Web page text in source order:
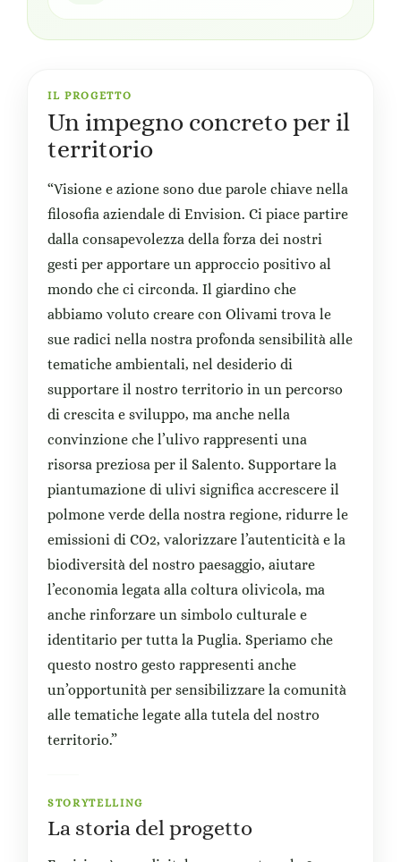
IL PROGETTO
Un impegno concreto per il
territorio
“Visione e azione sono due parole chiave nella
filosofia aziendale di Envision. Ci piace partire
dalla consapevolezza della forza dei nostri
gesti per apportare un approccio positivo al
mondo che ci circonda. Il giardino che
abbiamo voluto creare con Olivami trova le
sue radici nella nostra profonda sensibilità alle
tematiche ambientali, nel desiderio di
supportare il nostro territorio in un percorso
di crescita e sviluppo, ma anche nella
convinzione che l’ulivo rappresenti una
risorsa preziosa per il Salento. Supportare la
piantumazione di ulivi significa accrescere il
polmone verde della nostra regione, ridurre le
emissioni di CO2, valorizzare l’autenticità e la
biodiversità del nostro paesaggio, aiutare
l’economia legata alla coltura olivicola, ma
anche rinforzare un simbolo culturale e
identitario per tutta la Puglia. Speriamo che
questo nostro gesto rappresenti anche
un’opportunità per sensibilizzare la comunità
alle tematiche legate alla tutela del nostro
territorio.”
STORYTELLING
La storia del progetto